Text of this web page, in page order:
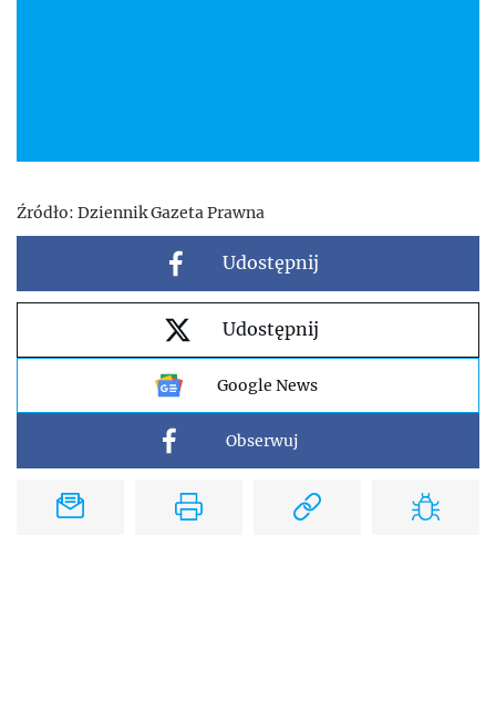
Źródło: Dziennik Gazeta Prawna
Udostępnij
Udostępnij
Google News
Obserwuj